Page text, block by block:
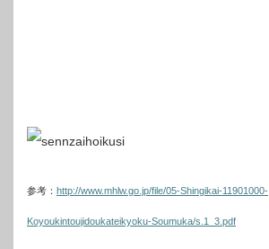
参考： http://www.mhlw.go.jp/file/05-Shingikai-11901000-
Koyoukintoujidoukateikyoku-Soumuka/s.1_3.pdf